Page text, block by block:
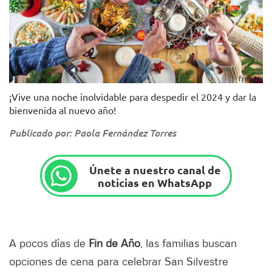
freepik
¡Vive una noche inolvidable para despedir el 2024 y dar la
bienvenida al nuevo año!
Publicado por: Paola Fernández Torres
Únete a nuestro canal de
noticias en WhatsApp
A pocos días de Fin de Año , las familias buscan
opciones de cena para celebrar San Silvestre